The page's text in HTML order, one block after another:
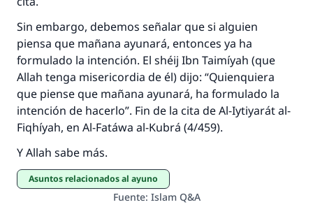
Sin embargo, debemos señalar que si alguien
piensa que mañana ayunará, entonces ya ha
formulado la intención. El shéij Ibn Taimíyah (que
Allah tenga misericordia de él) dijo: “Quienquiera
que piense que mañana ayunará, ha formulado la
intención de hacerlo”. Fin de la cita de Al-Iytiyarát al-
Fiqhíyah, en Al-Fatáwa al-Kubrá (4/459).
Y Allah sabe más.
Asuntos relacionados al ayuno
Fuente: Islam Q&A